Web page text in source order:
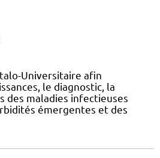
Universitaire afin
le diagnostic, la
des maladies infectieuses
émergentes et des